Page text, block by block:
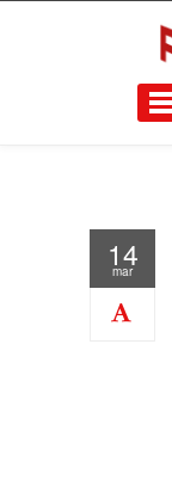
14
mar